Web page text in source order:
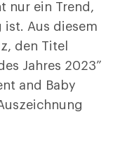
nur ein Trend,
ist. Aus diesem
den Titel
Jahres 2023”
and Baby